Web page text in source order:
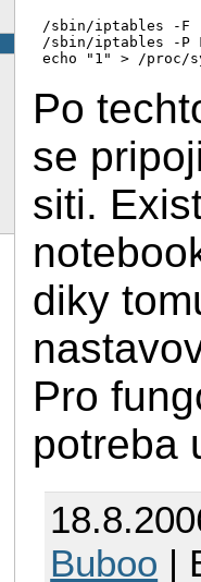
/sbin/iptables -F
/sbin/iptables -P
echo "1" > /proc/
Po
se
siti.
diky
Pro
potreba
Buboo |